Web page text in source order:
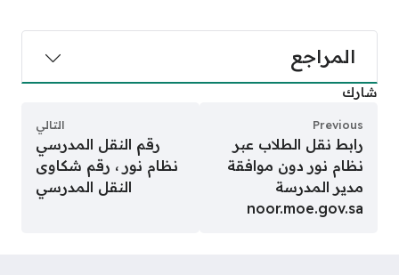
المراجع
شارك
Previous
رابط نقل الطلاب عبر
نظام نور دون موافقة
مدير المدرسة
noor.moe.gov.sa
التالي
رقم النقل المدرسي
نظام نور ، رقم شكاوى
النقل المدرسي